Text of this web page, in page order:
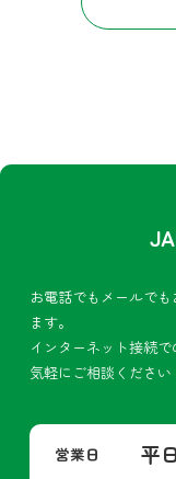
お電話でもメールで
ます。
インターネット接続
気軽にご相談ください
営業日 平